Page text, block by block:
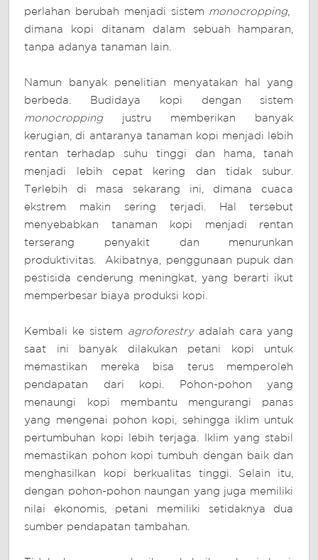
perlahan berubah menjadi sistem monocropping,
dimana kopi ditanam dalam sebuah hamparan,
tanpa adanya tanaman lain.
Namun banyak penelitian menyatakan hal yang
berbeda. Budidaya kopi dengan sistem
monocropping justru memberikan banyak
kerugian, di antaranya tanaman kopi menjadi lebih
rentan terhadap suhu tinggi dan hama, tanah
menjadi lebih cepat kering dan tidak subur.
Terlebih di masa sekarang ini, dimana cuaca
ekstrem makin sering terjadi. Hal tersebut
menyebabkan tanaman kopi menjadi rentan
terserang penyakit dan menurunkan
produktivitas. Akibatnya, penggunaan pupuk dan
pestisida cenderung meningkat, yang berarti ikut
memperbesar biaya produksi kopi.
Kembali ke sistem agroforestryadalah cara yang
saat ini banyak dilakukan petani kopi untuk
memastikan mereka bisa terus memperoleh
pendapatan dari kopi. Pohon-pohon yang
menaungi kopi membantu mengurangi panas
yang mengenai pohon kopi, sehingga iklim untuk
pertumbuhan kopi lebih terjaga. Iklim yang stabil
memastikan pohon kopi tumbuh dengan baik dan
menghasilkan kopi berkualitas tinggi. Selain itu,
dengan pohon-pohon naungan yang juga memiliki
nilai ekonomis, petani memiliki setidaknya dua
sumber pendapatan tambahan.